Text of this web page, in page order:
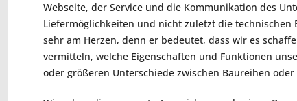
Webseite, der Service und die Kommunikation des
Liefermöglichkeiten und nicht zuletzt die
sehr am Herzen, denn er bedeutet, dass wir es
vermitteln, welche Eigenschaften und Funktionen
oder größeren Unterschiede zwischen Baureihen